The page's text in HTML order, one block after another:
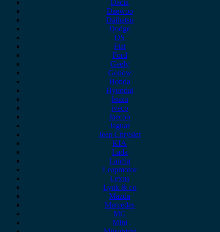
Dacia
Daewoo
Daihatsu
Dodge
DS
Fiat
Ford
Geely
Gonow
Honda
Hyundai
Isuzu
iveco
Jaecoo
Jaguar
Jeep Chrysler
KIA
Lada
Lancia
Leapmotor
Lexus
Lynk & co
Mazda
Mercedes
MG
Mini